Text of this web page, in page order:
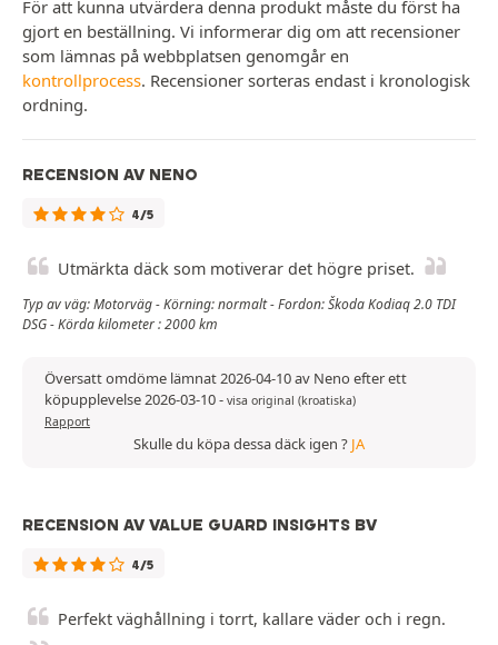
För att kunna utvärdera denna produkt måste du först ha
gjort en beställning. Vi informerar dig om att recensioner
som lämnas på webbplatsen genomgår en
kontrollprocess. Recensioner sorteras endast i kronologisk
ordning.
RECENSION AV NENO
4/5
Utmärkta däck som motiverar det högre priset.
Typ av väg: Motorväg - Körning: normalt - Fordon: Škoda Kodiaq 2.0 TDI
DSG - Körda kilometer : 2000 km
Översatt omdöme lämnat 2026-04-10 av Neno efter ett
köpupplevelse 2026-03-10- visa original (kroatiska)
Rapport
Skulle du köpa dessa däck igen ? JA
RECENSION AV VALUE GUARD INSIGHTS BV
4/5
Perfekt väghållning i torrt, kallare väder och i regn.